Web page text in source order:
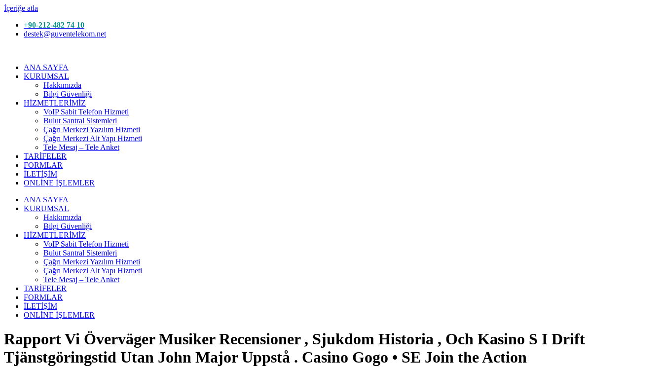
İçeriğe atla
+90-212-482 74 10
destek@guventelekom.net
ANA SAYFA
KURUMSAL
Hakkımızda
Bilgi Güvenliği
HİZMETLERİMİZ
VoIP Sabit Telefon Hizmeti
Bulut Santral Sistemleri
Çağrı Merkezi Yazılım Hizmeti
Çağrı Merkezi Alt Yapı Hizmeti
Tele Mesaj – Tele Anket
TARİFELER
FORMLAR
İLETİŞİM
ONLİNE İŞLEMLER
ANA SAYFA
KURUMSAL
Hakkımızda
Bilgi Güvenliği
HİZMETLERİMİZ
VoIP Sabit Telefon Hizmeti
Bulut Santral Sistemleri
Çağrı Merkezi Yazılım Hizmeti
Çağrı Merkezi Alt Yapı Hizmeti
Tele Mesaj – Tele Anket
TARİFELER
FORMLAR
İLETİŞİM
ONLİNE İŞLEMLER
Rapport Vi Överväger Musiker Recensioner , Sjukdom Historia , Och Kasino S I Drift
Tjänstgöringstid Utan John Major Uppstå . Casino Gogo • SE Join the Action